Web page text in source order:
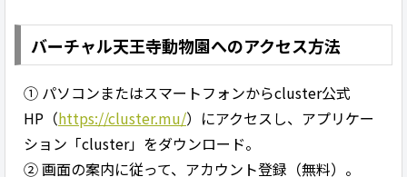
バーチャル天王寺動物園へのアクセス方法
① パソコンまたはスマートフォンからcluster公式
HP（https://cluster.mu/）にアクセスし、アプリケー
ション「cluster」をダウンロード。
② 画面の案内に従って、アカウント登録（無料）。